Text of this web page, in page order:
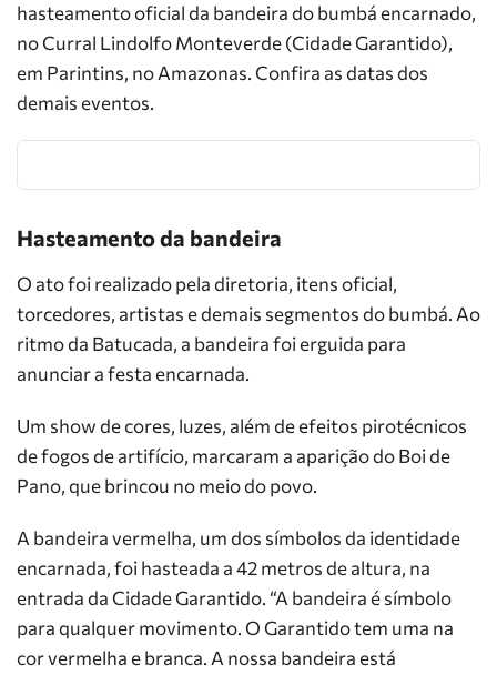
hasteamento oficial da bandeira do bumbá encarnado,
no Curral Lindolfo Monteverde (Cidade Garantido),
em Parintins, no Amazonas. Confira as datas dos
demais eventos.
Hasteamento da bandeira
O ato foi realizado pela diretoria, itens oficial,
torcedores, artistas e demais segmentos do bumbá. Ao
ritmo da Batucada, a bandeira foi erguida para
anunciar a festa encarnada.
Um show de cores, luzes, além de efeitos pirotécnicos
de fogos de artifício, marcaram a aparição do Boi de
Pano, que brincou no meio do povo.
A bandeira vermelha, um dos símbolos da identidade
encarnada, foi hasteada a 42 metros de altura, na
entrada da Cidade Garantido. “A bandeira é símbolo
para qualquer movimento. O Garantido tem uma na
cor vermelha e branca. A nossa bandeira está